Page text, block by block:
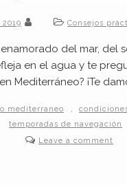
Consejos
del mar, del
en el agua y te
Mediterráneo? ¡Te
mediterraneo ,
temporadas de navegación
Leave a comment